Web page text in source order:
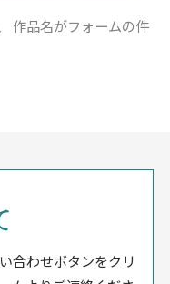
作品名がフォームの件
合わせボタンをクリ